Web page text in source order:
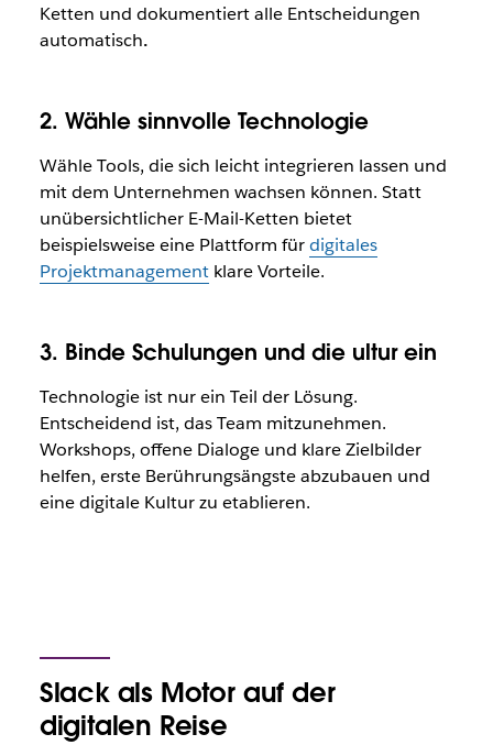
Ketten und dokumentiert alle Entscheidungen
automatisch.
2. Wähle sinnvolle Technologie
Wähle Tools, die sich leicht integrieren lassen und
mit dem Unternehmen wachsen können. Statt
unübersichtlicher E-Mail-Ketten bietet
beispielsweise eine Plattform fürdigitales
Projektmanagementklare Vorteile.
3. Binde Schulungen und die ultur ein
Technologie ist nur ein Teil der Lösung.
Entscheidend ist, das Team mitzunehmen.
Workshops, offene Dialoge und klare Zielbilder
helfen, erste Berührungsängste abzubauen und
eine digitale Kultur zu etablieren.
Slack als Motor auf der
digitalen Reise